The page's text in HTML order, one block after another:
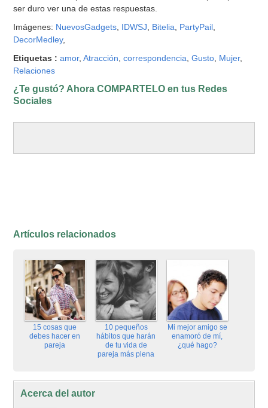
ser duro ver una de estas respuestas.
Imágenes: NuevosGadgets IDWSJ Bitelia PartyPail
DecorMedley,
Etiquetas :amor,Atracción ,correspondencia ,Gusto Mujer,
Relaciones
¿Te gustó? Ahora COMPARTELO en tus Redes
Sociales
Artículos relacionados
15 cosas que
debes hacer en
pareja
10 pequeños
hábitos que harán
de tu vida de
pareja más plena
Mi mejor amigo se
enamoró de mí,
¿qué hago?
Acerca del autor